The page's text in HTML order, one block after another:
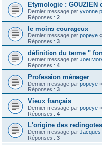
Etymologie : GOUZIEN
Dernier message par yvonne
Réponses : 2
le moins courageux
Dernier message par popeye «
Réponses : 3
définition du terme "
Dernier message par Joël
Réponses : 4
Profession ménager
Dernier message par popeye «
Réponses : 3
Vieux français
Dernier message par popeye «
Réponses : 4
L'origine des
Dernier message par Jacques
Réponses : 3